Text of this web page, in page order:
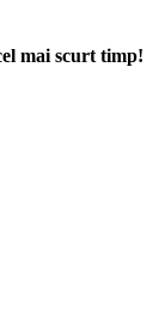
mai scurt timp!